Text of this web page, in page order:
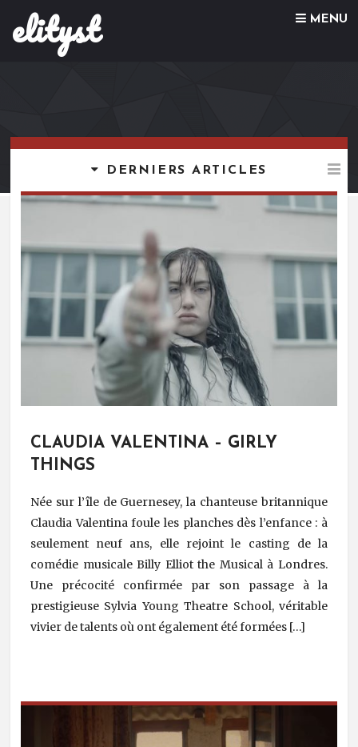
elityst MENU
Skip to content
DERNIERS ARTICLES
CLAUDIA VALENTINA – GIRLY
THINGS
Née sur l’île de Guernesey, la chanteuse britannique
Claudia Valentina foule les planches dès l’enfance : à
seulement neuf ans, elle rejoint le casting de la
comédie musicale Billy Elliot the Musical à Londres.
Une précocité confirmée par son passage à la
prestigieuse Sylvia Young Theatre School, véritable
vivier de talents où ont également été formées […]